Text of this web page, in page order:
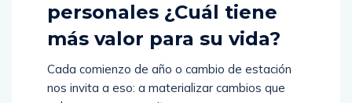
personales ¿Cuál tiene
más valor para su vida?
Cada comienzo de año o cambio de estación
nos invita a eso: a materializar cambios que